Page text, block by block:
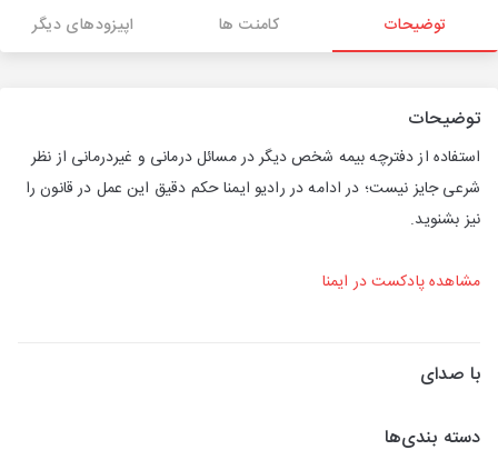
توضیحات کامنت ها اپیزودهای دیگر
توضیحات
استفاده از دفترچه بیمه شخص دیگر در مسائل درمانی و غیردرمانی از نظر
شرعی جایز نیست؛ در ادامه در رادیو ایمنا حکم دقیق این عمل در قانون را
نیز بشنوید.
مشاهده پادکست در ایمنا
با صدای
دسته بندی‌ها